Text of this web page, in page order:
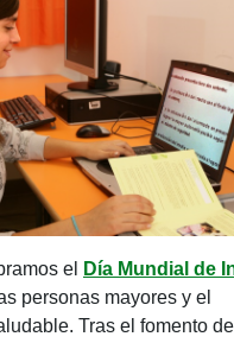
el Día Mundial de
personas mayores y el
Tras el fomento